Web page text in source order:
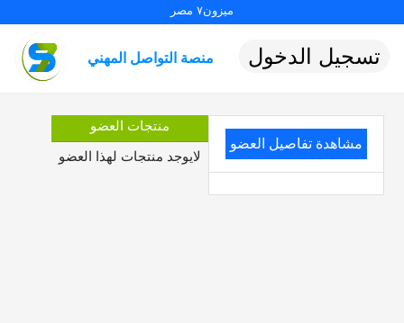
ميزون٧ مصر
منصة التواصل المهني تسجيل الدخول
مشاهدة تفاصيل العضو
منتجات العضو
لايوجد منتجات لهذا العضو